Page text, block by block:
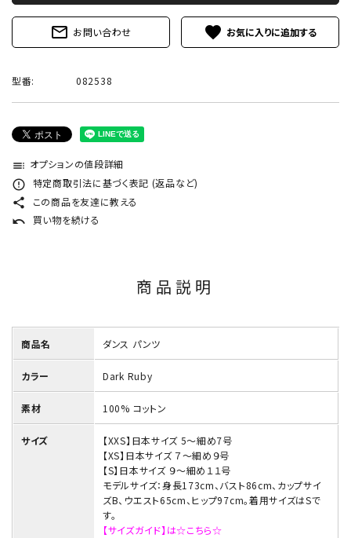
mail_outline お問い合わせ favorite
型番: 082538
toc オプションの値段詳細
error_outline 特定商取引法に基づく表記 (返品など)
share この商品を友達に教える
undo 買い物を続ける
商品説明
商品名 ダンス パンツ
カラー Dark Ruby
素材 100% コットン
サイズ
【XXS】日本サイズ 5～細め7号
【XS】日本サイズ ７～細め９号
【S】日本サイズ ９～細め１１号
モデルサイズ：身長173cm、バスト86cm、カップサイ
ズB、ウエスト65cm、ヒップ97cm。着用サイズはSで
す。
【サイズガイド】は☆こちら☆